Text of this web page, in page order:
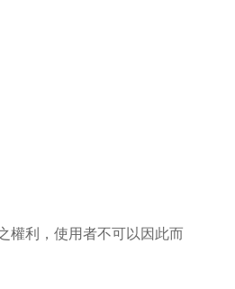
權利，使用者不可以因此而